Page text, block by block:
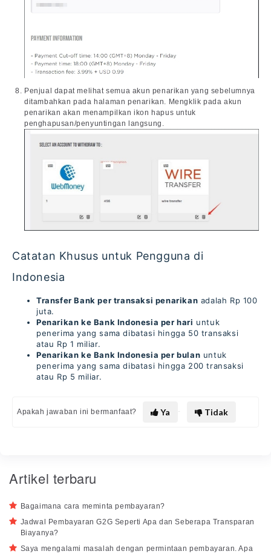
Penjual dapat melihat semua akun penarikan yang sebelumnya
ditambahkan pada halaman penarikan. Mengklik pada akun
penarikan akan menampilkan ikon hapus untuk
penghapusan/penyuntingan langsung.
Catatan Khusus untuk Pengguna di
Indonesia
Transfer Bank per transaksi penarikan adalah Rp 100
juta.
Penarikan ke Bank Indonesia per hari untuk
penerima yang sama dibatasi hingga 50 transaksi
atau Rp 1 miliar.
Penarikan ke Bank Indonesia per bulan untuk
penerima yang sama dibatasi hingga 200 transaksi
atau Rp 5 miliar.
Apakah jawaban ini bermanfaat? Ya Tidak
Artikel terbaru
Bagaimana cara meminta pembayaran?
Jadwal Pembayaran G2G Seperti Apa dan Seberapa Transparan
Biayanya?
Saya mengalami masalah dengan permintaan pembayaran. Apa